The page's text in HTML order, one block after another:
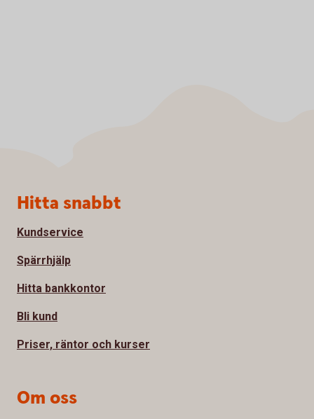
Sidfot
Hitta snabbt
Kundservice
Spärrhjälp
Hitta bankkontor
Bli kund
Priser, räntor och kurser
Om oss